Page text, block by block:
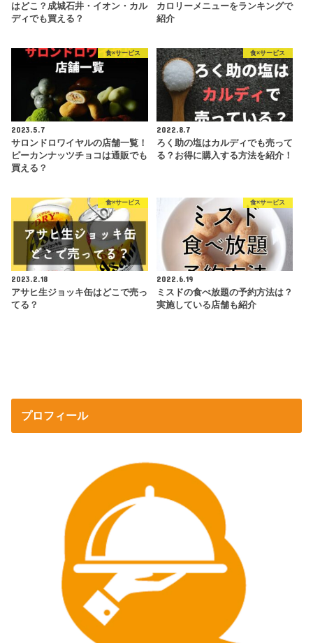
はどこ？成城石井・イオン・カル
ディでも買える？
カロリーメニューをランキングで
紹介
食×サービス
2023.5.7
サロンドロワイヤルの店舗一覧！
ピーカンナッツチョコは通販でも
買える？
食×サービス
2022.8.7
ろく助の塩はカルディでも売って
る？お得に購入する方法を紹介！
食×サービス
2023.2.18
アサヒ生ジョッキ缶はどこで売っ
てる？
食×サービス
2022.6.19
ミスドの食べ放題の予約方法は？
実施している店舗も紹介
プロフィール